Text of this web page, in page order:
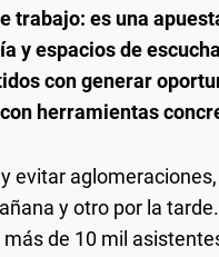
trabajo: es una
y espacios de
con generar
herramientas
evitar aglomeraciones,
y otro por la
de 10 mil